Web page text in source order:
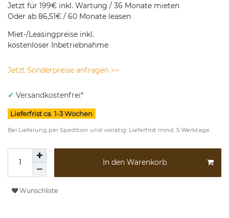
Jetzt für 199€ inkl. Wartung / 36 Monate mieten
Oder ab 86,51€ / 60 Monate leasen
Miet-/Leasingpreise inkl.
kostenloser Inbetriebnahme
Jetzt Sonderpreise anfragen >>
✓ Versandkostenfrei*
Lieferfrist ca. 1-3 Wochen
Bei Lieferung per Spedition und vorrätig: Lieferfrist mind. 5 Werktage
In den Warenkorb
Wunschliste